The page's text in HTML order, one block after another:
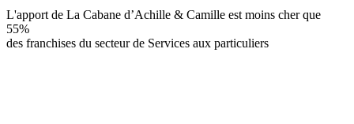
L'apport de La Cabane d’Achille & Camille est moins cher que
55%
des franchises du secteur de Services aux particuliers